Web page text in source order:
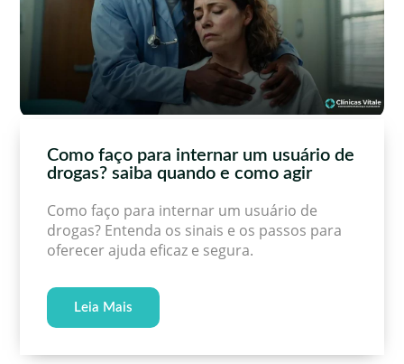
Como faço para internar um usuário de
drogas? saiba quando e como agir
Como faço para internar um usuário de
drogas? Entenda os sinais e os passos para
oferecer ajuda eficaz e segura.
Leia Mais